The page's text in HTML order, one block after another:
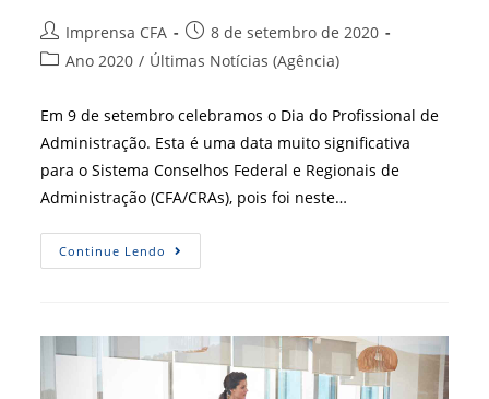
Autor
do
Imprensa CFA
Post
publicado:
8 de setembro de 2020
Categoria
Ano 2020 / Últimas Notícias (Agência)
Em 9 de setembro celebramos o Dia do Profissional de
Administração. Esta é uma data muito significativa
para o Sistema Conselhos Federal e Regionais de
Administração (CFA/CRAs), pois foi neste…
Continue Lendo 55
Anos
Você
Quer
No